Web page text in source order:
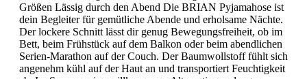
Größen Lässig durch den Abend Die BRIAN Pyjamahose ist
dein Begleiter für gemütliche Abende und erholsame Nächte.
Der lockere Schnitt lässt dir genug Bewegungsfreiheit, ob im
Bett, beim Frühstück auf dem Balkon oder beim abendlichen
Serien-Marathon auf der Couch. Der Baumwollstoff fühlt sich
angenehm kühl auf der Haut an und transportiert Feuchtigkeit